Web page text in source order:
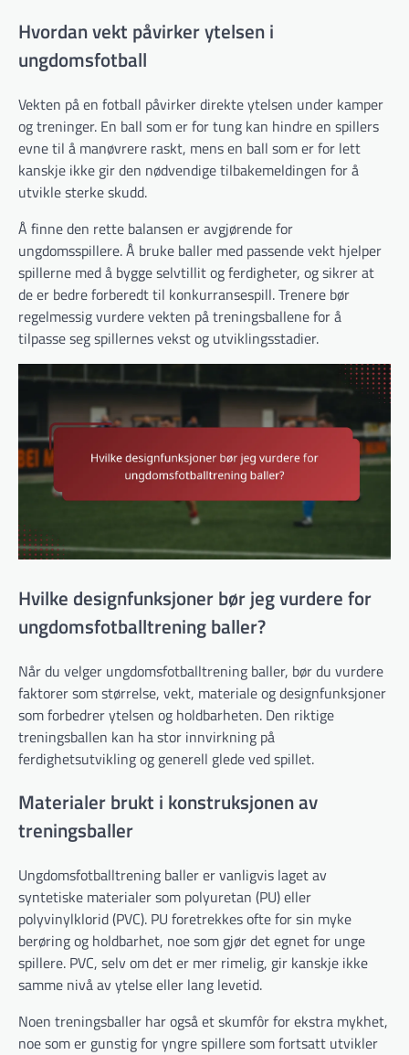
Hvordan vekt påvirker ytelsen i
ungdomsfotball
Vekten på en fotball påvirker direkte ytelsen under kamper
og treninger. En ball som er for tung kan hindre en spillers
evne til å manøvrere raskt, mens en ball som er for lett
kanskje ikke gir den nødvendige tilbakemeldingen for å
utvikle sterke skudd.
Å finne den rette balansen er avgjørende for
ungdomsspillere. Å bruke baller med passende vekt hjelper
spillerne med å bygge selvtillit og ferdigheter, og sikrer at
de er bedre forberedt til konkurransespill. Trenere bør
regelmessig vurdere vekten på treningsballene for å
tilpasse seg spillernes vekst og utviklingsstadier.
Hvilke designfunksjoner bør jeg vurdere for
ungdomsfotballtrening baller?
Når du velger ungdomsfotballtrening baller, bør du vurdere
faktorer som størrelse, vekt, materiale og designfunksjoner
som forbedrer ytelsen og holdbarheten. Den riktige
treningsballen kan ha stor innvirkning på
ferdighetsutvikling og generell glede ved spillet.
Materialer brukt i konstruksjonen av
treningsballer
Ungdomsfotballtrening baller er vanligvis laget av
syntetiske materialer som polyuretan (PU) eller
polyvinylklorid (PVC). PU foretrekkes ofte for sin myke
berøring og holdbarhet, noe som gjør det egnet for unge
spillere. PVC, selv om det er mer rimelig, gir kanskje ikke
samme nivå av ytelse eller lang levetid.
Noen treningsballer har også et skumfôr for ekstra mykhet,
noe som er gunstig for yngre spillere som fortsatt utvikler